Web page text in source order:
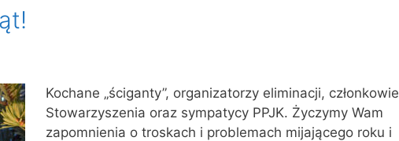
Kochane „ściganty”, organizatorzy eliminacji, członkowie
Stowarzyszenia oraz sympatycy PPJK. Życzymy Wam
zapomnienia o troskach i problemach mijającego roku i